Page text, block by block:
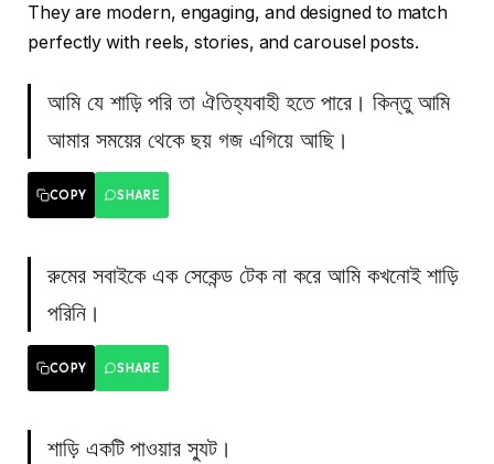
They are modern, engaging, and designed to match
perfectly with reels, stories, and carousel posts.
আমি যে শাড়ি পরি তা ঐতিহ্যবাহী হতে পারে। কিন্তু আমি
আমার সময়ের থেকে ছয় গজ এগিয়ে আছি।
COPY SHARE
রুমের সবাইকে এক সেকেন্ড টেক না করে আমি কখনোই শাড়ি
পরিনি।
COPY SHARE
শাড়ি একটি পাওয়ার স্যুট।